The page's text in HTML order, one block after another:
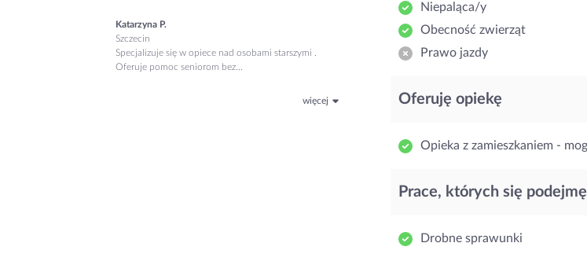
Katarzyna P.
Szczecin
Specjalizuje się w opiece nad osobami starszymi .
Oferuje pomoc seniorom bez...
więcej
Niepaląca/y
Obecność zwierząt
Prawo jazdy
Oferuję opiekę
Opieka z zamieszkaniem -
Prace, których się podejmę
Drobne sprawunki